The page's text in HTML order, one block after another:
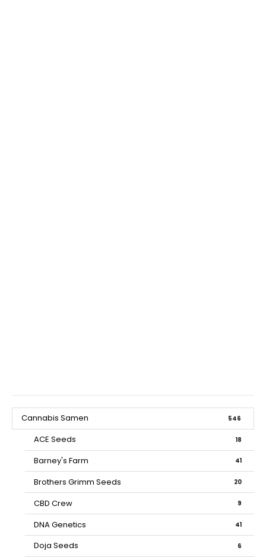
Cannabis Samen 546
ACE Seeds 18
Barney's Farm 41
Brothers Grimm Seeds 20
CBD Crew 9
DNA Genetics 41
Doja Seeds 6